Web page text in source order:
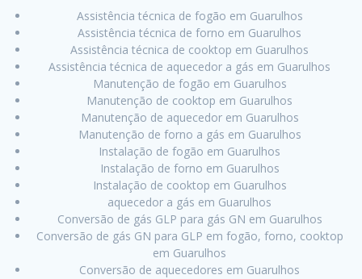
Assistência técnica de fogão em Guarulhos
Assistência técnica de forno em Guarulhos
Assistência técnica de cooktop em Guarulhos
Assistência técnica de aquecedor a gás em Guarulhos
Manutenção de fogão em Guarulhos
Manutenção de cooktop em Guarulhos
Manutenção de aquecedor em Guarulhos
Manutenção de forno a gás em Guarulhos
Instalação de fogão em Guarulhos
Instalação de forno em Guarulhos
Instalação de cooktop em Guarulhos
aquecedor a gás em Guarulhos
Conversão de gás GLP para gás GN em Guarulhos
Conversão de gás GN para GLP em fogão, forno, cooktop
em Guarulhos
Conversão de aquecedores em Guarulhos